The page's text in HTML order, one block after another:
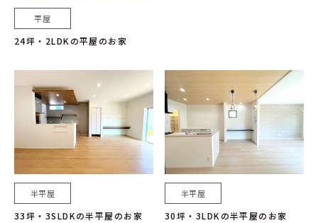
平屋
24坪・2LDKの平屋のお家
半平屋
33坪・3SLDKの半平屋のお家
半平屋
30坪・3LDKの半平屋のお家